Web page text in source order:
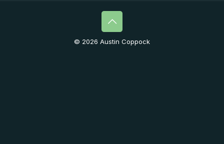
© 2026 Austin Coppock